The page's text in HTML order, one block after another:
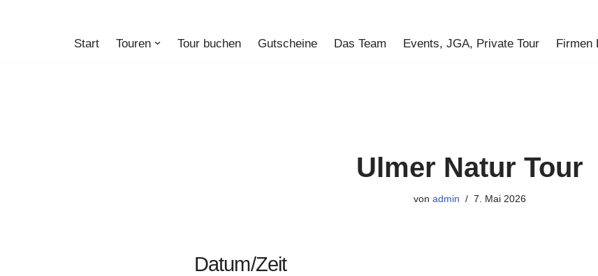
Start Touren Tour buchen Gutscheine Das Team Events, JGA, Private Tour Firmen
Ulmer Natur Tour
von admin 7. Mai 2026
Datum/Zeit